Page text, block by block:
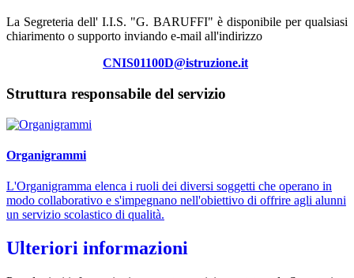
La Segreteria dell' I.I.S. "G. BARUFFI" è disponibile per qualsiasi
chiarimento o supporto inviando e-mail all'indirizzo
CNIS01100D@istruzione.it
Struttura responsabile del servizio
Organigrammi
L'Organigramma elenca i ruoli dei diversi soggetti che operano in
modo collaborativo e s'impegnano nell'obiettivo di offrire agli alunni
un servizio scolastico di qualità.
Ulteriori informazioni